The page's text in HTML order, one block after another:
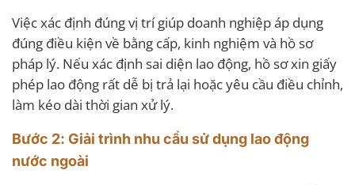
Việc xác định đúng vị trí giúp doanh nghiệp áp dụng
đúng điều kiện về bằng cấp, kinh nghiệm và hồ sơ
pháp lý. Nếu xác định sai diện lao động, hồ sơ xin giấy
phép lao động rất dễ bị trả lại hoặc yêu cầu điều chỉnh,
làm kéo dài thời gian xử lý.
Bước 2: Giải trình nhu cầu sử dụng lao động
nước ngoài